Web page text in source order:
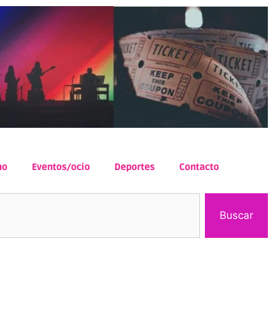
Eventos/ocio Deportes Contacto
Buscar